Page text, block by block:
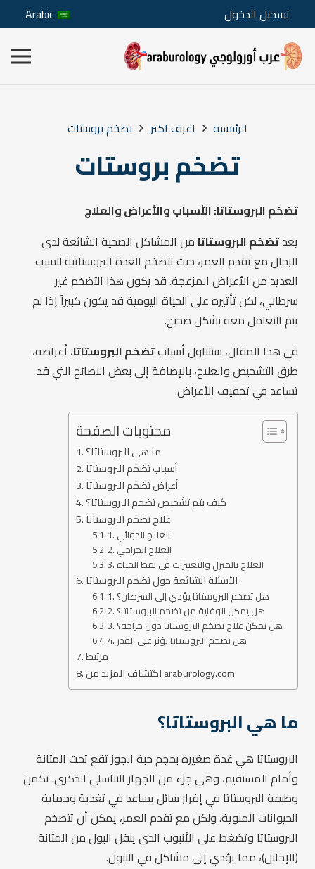
تسجيل الدخول Arabic
الرئيسية اعرف اكتر تضخم بروستات
تضخم بروستات
تضخم البروستاتا: الأسباب والأعراض والعلاج
يعدتضخم البروستاتا من المشاكل الصحية الشائعة لدى
الرجال مع تقدم العمر، حيث تتضخم الغدة البروستاتية لتسبب
العديد من الأعراض المزعجة. قد يكون هذا التضخم غير
سرطاني، لكن تأثيره على الحياة اليومية قد يكون كبيراً إذا لم
يتم التعامل معه بشكل صحيح.
في هذا المقال، سنتناول أسبابتضخم البروستاتا، أعراضه،
طرق التشخيص والعلاج، بالإضافة إلى بعض النصائح التي قد
تساعد في تخفيف الأعراض.
محتويات الصفحة
ما هي البروستاتا؟
أسباب تضخم البروستاتا
أعراض تضخم البروستاتا
كيف يتم تشخيص تضخم البروستاتا؟
علاج تضخم البروستاتا
1. العلاج الدوائي
2. العلاج الجراحي
3. العلاج بالمنزل والتغييرات في نمط الحياة
الأسئلة الشائعة حول تضخم البروستاتا
1. هل تضخم البروستاتا يؤدي إلى السرطان؟
2. هل يمكن الوقاية من تضخم البروستاتا؟
3. هل يمكن علاج تضخم البروستاتا دون جراحة؟
4. هل تضخم البروستاتا يؤثر على القدر
مرتبط
اكتشاف المزيد من araburology.com
ما هي البروستاتا؟
البروستاتا هي غدة صغيرة بحجم حبة الجوز تقع تحت المثانة
وأمام المستقيم، وهي جزء من الجهاز التناسلي الذكري. تكمن
وظيفة البروستاتا في إفراز سائل يساعد في تغذية وحماية
الحيوانات المنوية. ولكن مع تقدم العمر، يمكن أن تتضخم
البروستاتا وتضغط على الأنبوب الذي ينقل البول من المثانة
(الإحليل)، مما يؤدي إلى مشاكل في التبول.